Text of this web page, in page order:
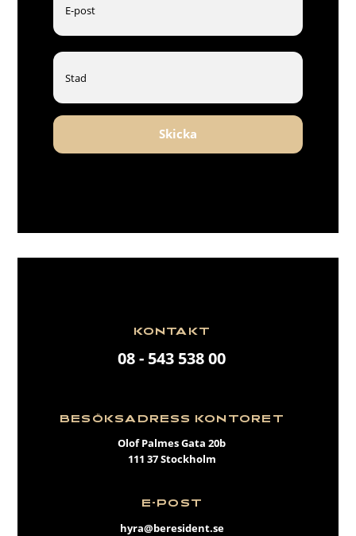
Skicka
KONTAKT
08 - 543 538 00
BESÖKSADRESS KONTORET
Olof Palmes Gata 20b
111 37 Stockholm
E-POST
hyra@beresident.se